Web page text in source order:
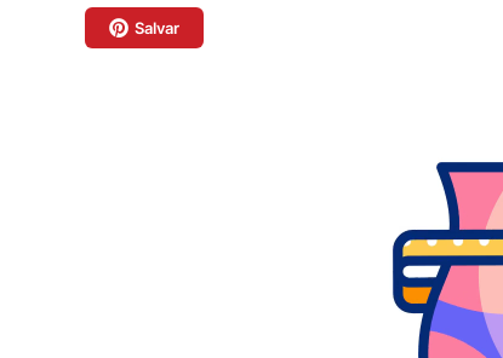
Salvar